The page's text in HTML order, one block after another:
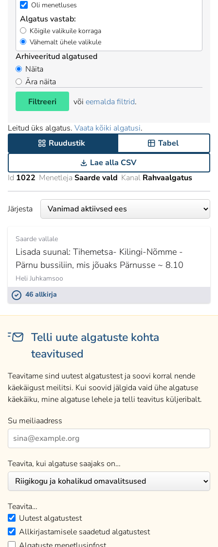
Oli menetluses
Algatus vastab:
Kõigile valikuile korraga
Vähemalt ühele valikule
Arhiveeritud algatused
Näita
Ära näita
Filtreeri
või eemalda filtrid.
Leitud üks algatus. Vaata kõiki algatusi.
Ruudustik
Tabel
Lae alla CSV
Id 1022 Menetleja Saarde vald Kanal Rahvaalgatus
Järjesta
Saarde vallale
Lisada suunal: Tihemetsa- Kilingi-Nõmme -
Pärnu bussiliin, mis jõuaks Pärnusse ~ 8.10
Heli Juhkamsoo
46 allkirja
Telli uute algatuste kohta
teavitused
Teavitame sind uutest algatustest ja soovi korral nende
käekäigust meilitsi. Kui soovid jälgida vaid ühe algatuse
käekäiku, mine algatuse lehele ja telli teavitus küljeribalt.
Su meiliaadress
Teavita, kui algatuse saajaks on…
Teavita…
Uutest algatustest
Allkirjastamisele saadetud algatustest